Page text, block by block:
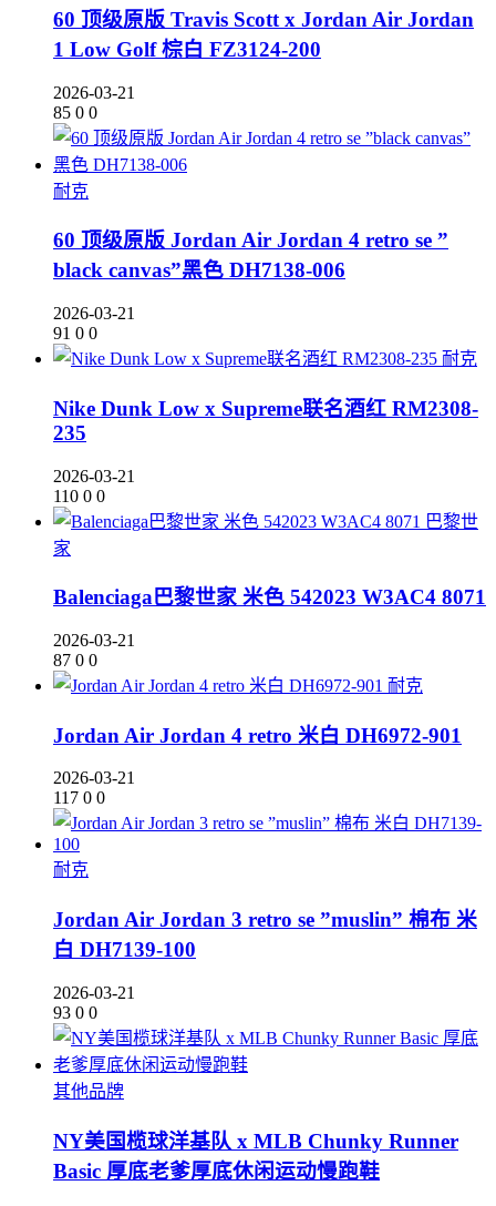
60 顶级原版 Travis Scott x Jordan Air Jordan
1 Low Golf 棕白 FZ3124-200
2026-03-21
85 0 0
耐克
60 顶级原版 Jordan Air Jordan 4 retro se ”
black canvas”黑色 DH7138-006
2026-03-21
91 0 0
耐克
Nike Dunk Low x Supreme联名酒红 RM2308-
235
2026-03-21
110 0 0
巴黎世
家
Balenciaga巴黎世家 米色 542023 W3AC4 8071
2026-03-21
87 0 0
耐克
Jordan Air Jordan 4 retro 米白 DH6972-901
2026-03-21
117 0 0
耐克
Jordan Air Jordan 3 retro se ”muslin” 棉布 米
白 DH7139-100
2026-03-21
93 0 0
其他品牌
NY美国榄球洋基队 x MLB Chunky Runner
Basic 厚底老爹厚底休闲运动慢跑鞋